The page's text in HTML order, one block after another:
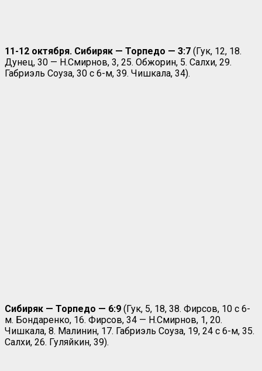
11-12 октября. Сибиряк — Торпедо — 3:7 (Гук, 12, 18.
Дунец, 30 — Н.Смирнов, 3, 25. Обжорин, 5. Салхи, 29.
Габриэль Соуза, 30 с 6-м, 39. Чишкала, 34).
Сибиряк — Торпедо — 6:9 (Гук, 5, 18, 38. Фирсов, 10 с 6-
м. Бондаренко, 16. Фирсов, 34 — Н.Смирнов, 1, 20.
Чишкала, 8. Малинин, 17. Габриэль Соуза, 19, 24 с 6-м, 35.
Салхи, 26. Гуляйкин, 39).